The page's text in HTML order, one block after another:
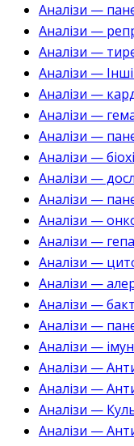
Аналізи —
Аналізи —
Аналізи —
Аналізи — Інші
Аналізи —
Аналізи —
Аналізи —
Аналізи —
Аналізи —
Аналізи —
Аналізи —
Аналізи —
Аналізи —
Аналізи —
Аналізи —
Аналізи —
Аналізи —
Аналізи —
Аналізи —
Аналізи —
Аналізи —